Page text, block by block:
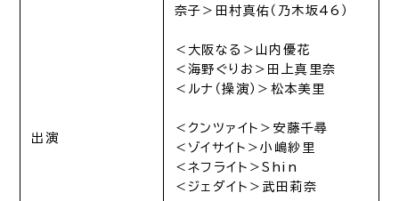
出演
奈子＞田村真佑（乃木坂46）
＜大阪なる＞山内優花
＜海野ぐりお＞田上真里奈
＜ルナ（操演）＞松本美里
＜クンツァイト＞安藤千尋
＜ゾイサイト＞小嶋紗里
＜ネフライト＞Shin
＜ジェダイト＞武田莉奈